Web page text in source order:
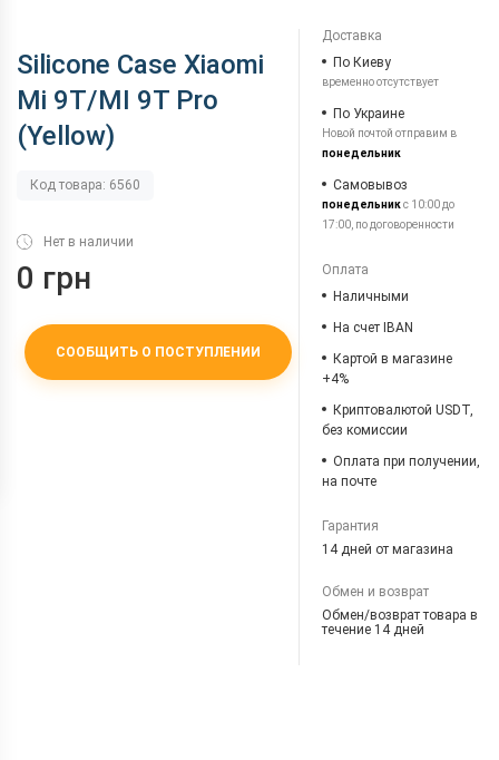
Silicone Case Xiaomi
Mi 9T/MI 9T Pro
(Yellow)
Код товара: 6560
Нет в наличии
0 грн
СООБЩИТЬ О ПОСТУПЛЕНИИ
Доставка
По Киеву
временно отсутствует
По Украине
Новой почтой отправим в
понедельник
Самовывоз
понедельникс 10:00 до
17:00, по договоренности
Оплата
Наличными
На счет IBAN
Картой в магазине
+4%
Криптовалютой USDT,
без комиссии
Оплата при получении,
на почте
Гарантия
14 дней от магазина
Обмен и возврат
Обмен/возврат товара в
течение 14 дней